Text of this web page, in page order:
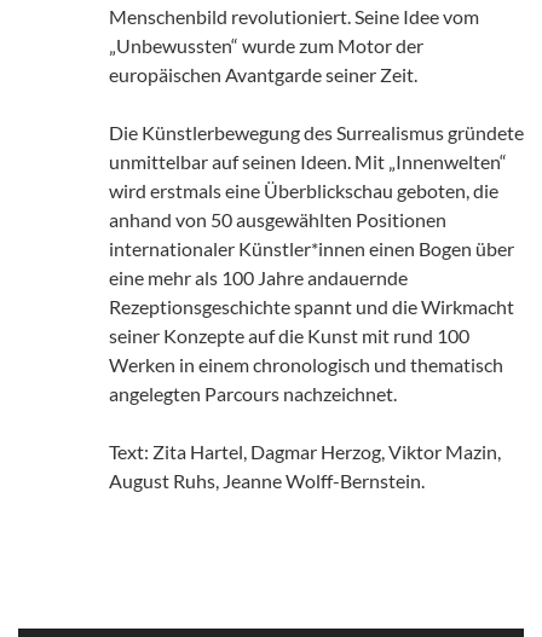
Menschenbild revolutioniert. Seine Idee vom
„Unbewussten“ wurde zum Motor der
europäischen Avantgarde seiner Zeit.
Die Künstlerbewegung des Surrealismus gründete
unmittelbar auf seinen Ideen. Mit „Innenwelten“
wird erstmals eine Überblickschau geboten, die
anhand von 50 ausgewählten Positionen
internationaler Künstler*innen einen Bogen über
eine mehr als 100 Jahre andauernde
Rezeptionsgeschichte spannt und die Wirkmacht
seiner Konzepte auf die Kunst mit rund 100
Werken in einem chronologisch und thematisch
angelegten Parcours nachzeichnet.
Text: Zita Hartel, Dagmar Herzog, Viktor Mazin,
August Ruhs, Jeanne Wolff-Bernstein.